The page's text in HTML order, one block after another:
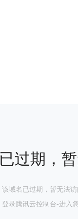
过期，
该域名已过期，暂无法
登录腾讯云控制台-进入